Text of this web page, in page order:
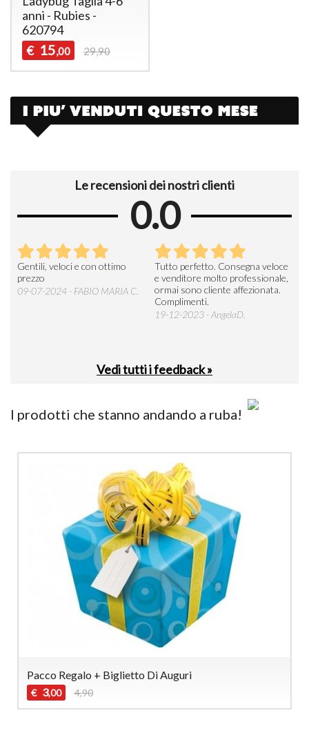
anni - Rubies -
620794
€ 15,00 29,90
Le recensioni dei nostri clienti
0.0
Gentili, veloci e con ottimo
prezzo
09-07-2024 - FABIO MARIA C.
Tutto perfetto. Consegna veloce
e venditore molto professionale,
ormai sono cliente affezionata.
Complimenti.
19-12-2023 - AngelaD.
Vedi tutti i feedback »
I prodotti che stanno andando a ruba!
Pacco Regalo + Biglietto Di Auguri
€ 3,00 4,90